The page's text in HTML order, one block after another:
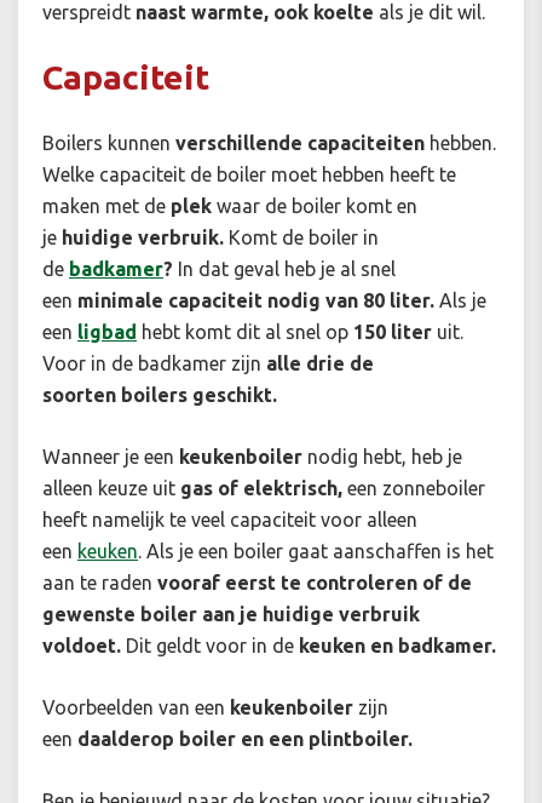
verspreidt naast warmte, ook koelte als je dit wil.
Capaciteit
Boilers kunnen verschillende capaciteiten hebben.
Welke capaciteit de boiler moet hebben heeft te
maken met de plek waar de boiler komt en
je huidige verbruik. Komt de boiler in
de badkamer? In dat geval heb je al snel
een minimale capaciteit nodig van 80 liter. Als je
een ligbad hebt komt dit al snel op 150 liter uit.
Voor in de badkamer zijn alle drie de
soorten boilers geschikt.
Wanneer je een keukenboiler nodig hebt, heb je
alleen keuze uit gas of elektrisch, een zonneboiler
heeft namelijk te veel capaciteit voor alleen
een keuken. Als je een boiler gaat aanschaffen is het
aan te raden vooraf eerst te controleren of de
gewenste boiler aan je huidige verbruik
voldoet. Dit geldt voor in de keuken en badkamer.
Voorbeelden van een keukenboiler zijn
een daalderop boiler en een plintboiler.